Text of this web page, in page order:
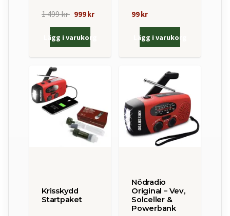
1 499 kr 999 kr
Lägg i varukorg
99 kr
Lägg i varukorg
Krisskydd
Startpaket
Nödradio
Original – Vev,
Solceller &
Powerbank